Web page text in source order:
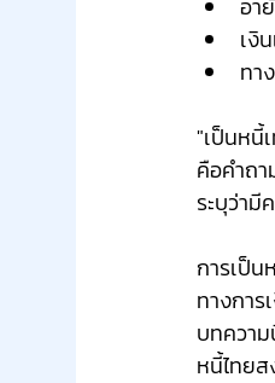
อา
เงิ
ทา
"เป็นหนี้
คือคำถ
ระบุว่า
การเป็น
ทางกา
บทควา
หนี้ไทย